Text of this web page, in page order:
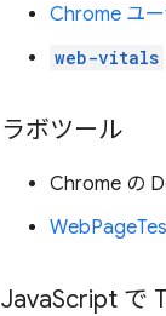
Chrome ユ
web-vitals
ラボツール
Chrome の
JavaScript で